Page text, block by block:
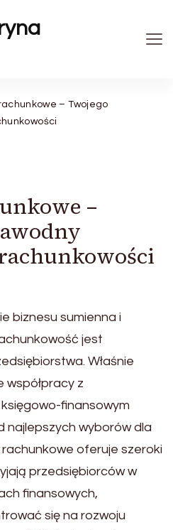
– Twojego
–
biznesu sumienna i
jest
Właśnie
współpracy z
finansowym
najlepszych wyborów dla
rachunkowe oferuje szeroki
przedsiębiorców w
finansowych,
się na rozwoju